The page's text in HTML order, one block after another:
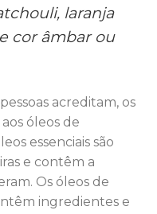
laranja
cor âmbar ou
acreditam, os
óleos de
essenciais são
e contêm a
Os óleos de
ingredientes e